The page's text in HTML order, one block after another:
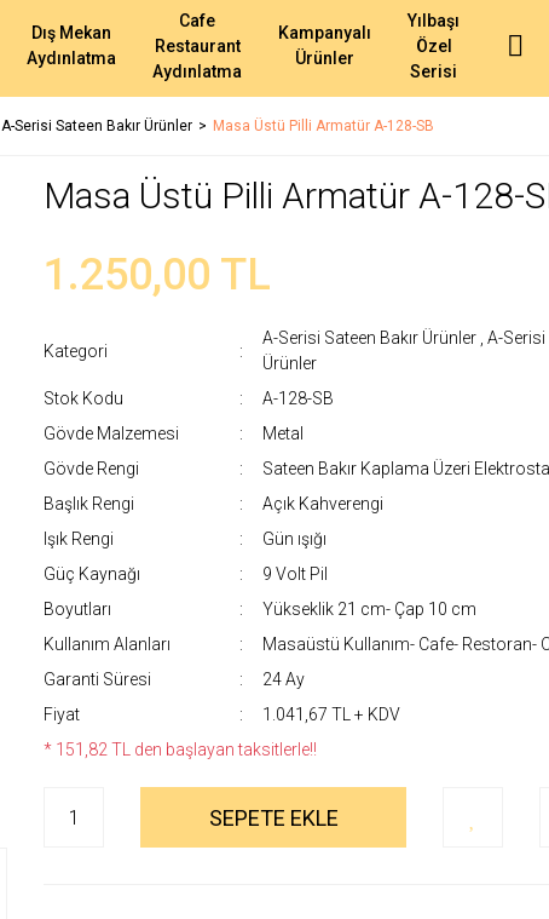
Dış Mekan
Aydınlatma
Cafe
Restaurant
Aydınlatma
Kampanyalı
Ürünler
Yılbaşı
Özel
Serisi
A-Serisi Sateen Bakır Ürünler Masa Üstü Pilli Armatür A-128-SB
Masa Üstü Pilli Armatür A-128-
1.250,00 TL
Kategori
A-Serisi Sateen Bakır Ürünler A-Serisi
Ürünler
Stok Kodu
A-128-SB
Gövde Malzemesi
Metal
Gövde Rengi
Sateen Bakır Kaplama Üzeri
Başlık Rengi
Açık Kahverengi
Işık Rengi
Gün ışığı
Güç Kaynağı
9 Volt Pil
Boyutları
Yükseklik 21 cm- Çap 10 cm
Kullanım Alanları
Masaüstü Kullanım- Cafe- Restoran-
Garanti Süresi
24 Ay
Fiyat
1.041,67 TL + KDV
* 151,82 TL den başlayan taksitlerle!!
SEPETE EKLE